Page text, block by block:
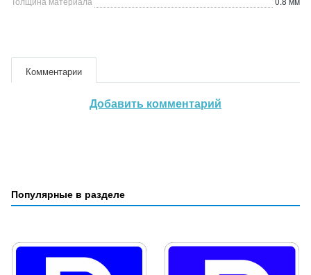
Комментарии
Добавить комментарий
Популярные в разделе